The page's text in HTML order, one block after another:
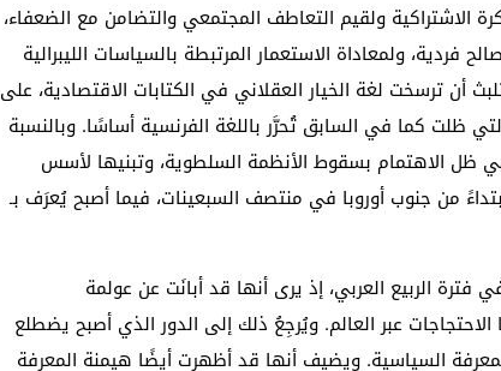
الاشتراكية ولقيم التعاطف المجتمعي والتضامن مع الضعفاء،
فردية، ولمعاداة الاستعمار المرتبطة بالسياسات الليبرالية
أن ترسخت لغة الخيار العقلاني في الكتابات الاقتصادية، على
ظلت كما في السابق تُحرَّر باللغة الفرنسية أساسًا. وبالنسبة
ظل الاهتمام بسقوط الأنظمة السلطوية، وتبنيها لأسس
من جنوب أوروبا في منتصف السبعينات، فيما أصبح يُعرَف بـ
الربيع العربي، إذ يرى أنها قد أبانَت عن عولمة
عبر العالم. ويُرجِعُ ذلك إلى الدور الذي أصبح يضطلع
السياسية. ويضيف أنها قد أظهرت أيضًا هيمنة المعرفة